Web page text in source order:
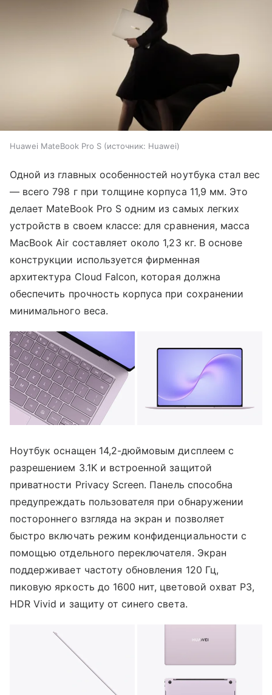
Huawei MateBook Pro S источник: Huawei
Одной из главных особенностей ноутбука стал вес
— всего 798 г при толщине корпуса 11,9 мм. Это
делает MateBook Pro S одним из самых легких
устройств в своем классе: для сравнения, масса
MacBook Air составляет около 1,23 кг. В основе
конструкции используется фирменная
архитектура Cloud Falcon, которая должна
обеспечить прочность корпуса при сохранении
минимального веса.
Ноутбук оснащен 14,2-дюймовым дисплеем с
разрешением 3.1K и встроенной защитой
приватности Privacy Screen. Панель способна
предупреждать пользователя при обнаружении
постороннего взгляда на экран и позволяет
быстро включать режим конфиденциальности с
помощью отдельного переключателя. Экран
поддерживает частоту обновления 120 Гц,
пиковую яркость до 1600 нит, цветовой охват P3,
HDR Vivid и защиту от синего света.